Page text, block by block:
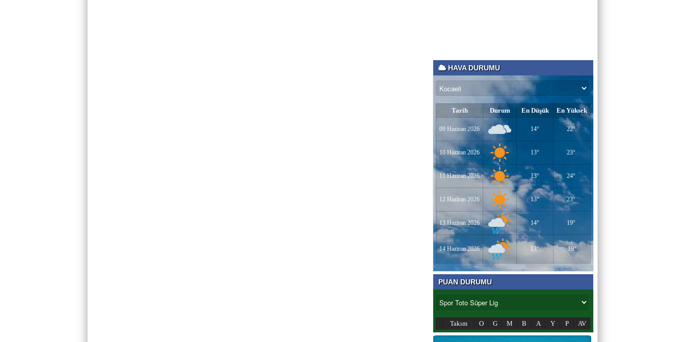
HAVA DURUMU
Tarih Durum En Düşük En Yüksek
09 Haziran 2026 14° 22°
10 Haziran 2026 13° 23°
11 Haziran 2026 13° 24°
12 Haziran 2026 13° 23°
13 Haziran 2026 14° 19°
14 Haziran 2026 13° 19°
PUAN DURUMU
Takım O G M B A Y P AV